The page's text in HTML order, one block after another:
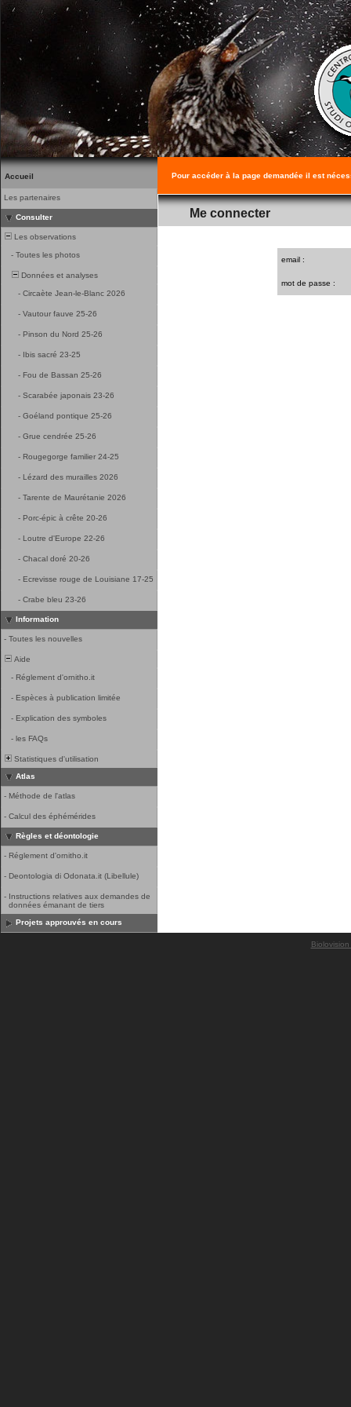
Accueil
Les partenaires
Consulter
Les observations
- Toutes les photos
Données et analyses
- Circaète Jean-le-Blanc 2026
- Vautour fauve 25-26
- Pinson du Nord 25-26
- Ibis sacré 23-25
- Fou de Bassan 25-26
- Scarabée japonais 23-26
- Goéland pontique 25-26
- Grue cendrée 25-26
- Rougegorge familier 24-25
- Lézard des murailles 2026
- Tarente de Maurétanie 2026
- Porc-épic à crête 20-26
- Loutre d'Europe 22-26
- Chacal doré 20-26
- Ecrevisse rouge de Louisiane 17-25
- Crabe bleu 23-26
Information
- Toutes les nouvelles
Aide
- Réglement d'ornitho.it
- Espèces à publication limitée
- Explication des symboles
- les FAQs
Statistiques d'utilisation
Atlas
- Méthode de l'atlas
- Calcul des éphémérides
Règles et déontologie
- Réglement d'ornitho.it
- Deontologia di Odonata.it (Libellule)
- Instructions relatives aux demandes de
données émanant de tiers
Projets approuvés en cours
Pour accéder à la page demandée il est
Me connecter
email :
mot de passe :
Biolovision